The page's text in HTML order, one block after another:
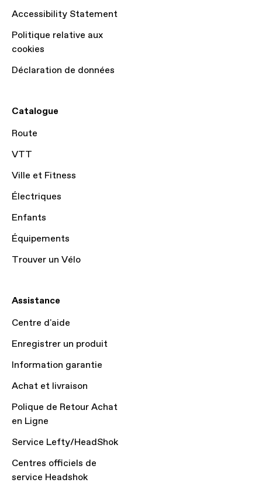
Accessibility Statement
Politique relative aux
cookies
Déclaration de données
Catalogue
Route
VTT
Ville et Fitness
Électriques
Enfants
Équipements
Trouver un Vélo
Assistance
Centre d'aide
Enregistrer un produit
Information garantie
Achat et livraison
Polique de Retour Achat
en Ligne
Service Lefty/HeadShok
Centres officiels de
service Headshok